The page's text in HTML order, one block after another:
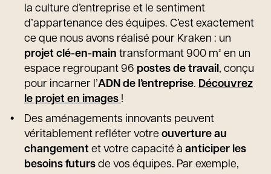
la culture d’entreprise et le sentiment
d’appartenance des équipes. C’est exactement
ce que nous avons réalisé pour Kraken : un
projet clé-en-main transformant 900 m² en un
espace regroupant 96 postes de travail , conçu
pour incarner l’ADN de l’entreprise. Découvrez
le projet en images !
Des aménagements innovants peuvent
véritablement refléter votre ouverture au
changement et votre capacité à anticiper les
besoins futurs de vos équipes. Par exemple,